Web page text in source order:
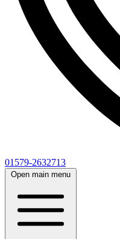
01579-2632713
Open main menu